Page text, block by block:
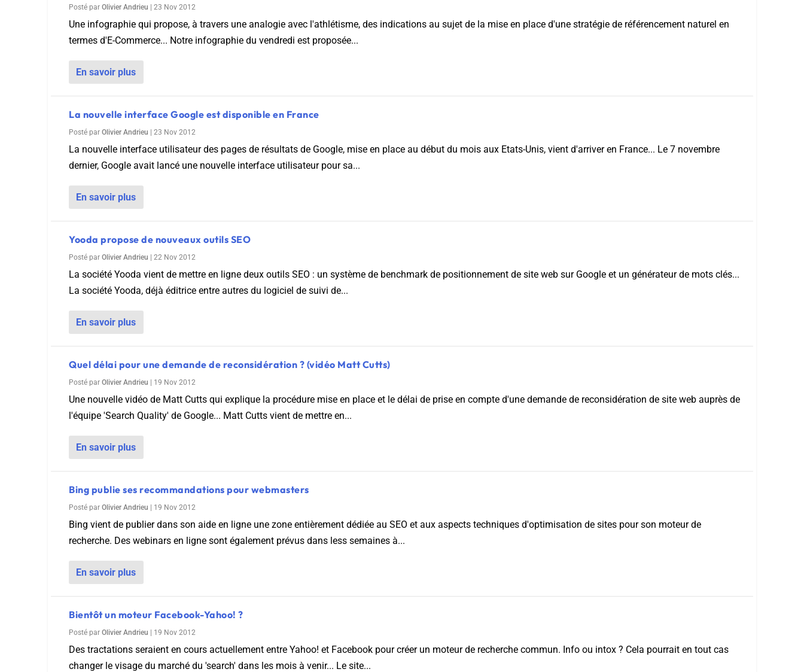
Posté par Olivier Andrieu 23 Nov 2012
Une infographie qui propose, à travers une analogie avec l'athlétisme, des indications au sujet de la mise en place d'une stratégie de référencement naturel en
termes d'E-Commerce... Notre infographie du vendredi est proposée...
En savoir plus
La nouvelle interface Google est disponible en France
Posté par Olivier Andrieu 23 Nov 2012
La nouvelle interface utilisateur des pages de résultats de Google, mise en place au début du mois aux Etats-Unis, vient d'arriver en France... Le 7 novembre
dernier, Google avait lancé une nouvelle interface utilisateur pour sa...
En savoir plus
Yooda propose de nouveaux outils SEO
Posté par Olivier Andrieu 22 Nov 2012
La société Yooda vient de mettre en ligne deux outils SEO : un système de benchmark de positionnement de site web sur Google et un générateur de mots clés...
La société Yooda, déjà éditrice entre autres du logiciel de suivi de...
En savoir plus
Quel délai pour une demande de reconsidération ? (vidéo Matt Cutts)
Posté par Olivier Andrieu 19 Nov 2012
Une nouvelle vidéo de Matt Cutts qui explique la procédure mise en place et le délai de prise en compte d'une demande de reconsidération de site web auprès de
l'équipe 'Search Quality' de Google... Matt Cutts vient de mettre en...
En savoir plus
Bing publie ses recommandations pour webmasters
Posté par Olivier Andrieu 19 Nov 2012
Bing vient de publier dans son aide en ligne une zone entièrement dédiée au SEO et aux aspects techniques d'optimisation de sites pour son moteur de
recherche. Des webinars en ligne sont également prévus dans less semaines à...
En savoir plus
Bientôt un moteur Facebook-Yahoo! ?
Posté par Olivier Andrieu 19 Nov 2012
Des tractations seraient en cours actuellement entre Yahoo! et Facebook pour créer un moteur de recherche commun. Info ou intox ? Cela pourrait en tout cas
changer le visage du marché du 'search' dans les mois à venir... Le site...